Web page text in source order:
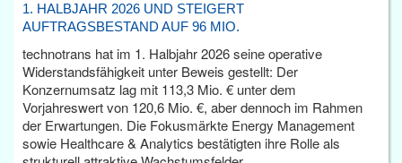
1. HALBJAHR 2026 UND STEIGERT
AUFTRAGSBESTAND AUF 96 MIO.
technotrans hat im 1. Halbjahr 2026 seine operative
Widerstandsfähigkeit unter Beweis gestellt: Der
Konzernumsatz lag mit 113,3 Mio. € unter dem
Vorjahreswert von 120,6 Mio. €, aber dennoch im Rahmen
der Erwartungen. Die Fokusmärkte Energy Management
sowie Healthcare & Analytics bestätigten ihre Rolle als